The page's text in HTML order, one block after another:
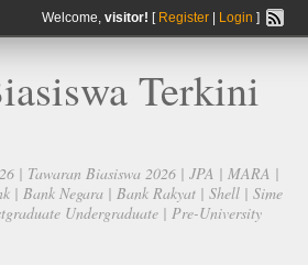
Welcome, visitor! [ Register| Login ]
Terkini
| Tawaran Biasiswa 2026 | JPA | MARA |
| Bank Negara | Bank Rakyat | Shell | Sime
Undergraduate | Pre-University